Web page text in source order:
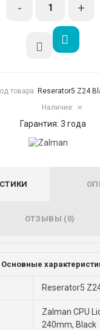
ОТЗЫВЫ (0)
Основные
Reserator5
Zalman CPU
240mm, Black
- +
товара: Reserator5 Z24
Наличие: ✖
Гарантия: 3 года